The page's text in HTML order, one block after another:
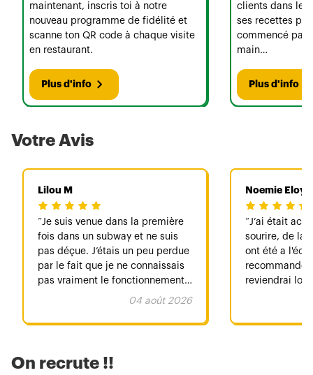
maintenant, inscris toi à notre
nouveau programme de fidélité et
scanne ton QR code à chaque visite
en restaurant.
Plus d'info
clients dans le
ses recettes
commencé par
main…
Plus d'info
Votre Avis
Lilou M
04 août 2026
Je suis venue dans la première
fois dans un subway et ne suis
pas déçue. J’étais un peu perdue
par le fait que je ne connaissais
pas vraiment le fonctionnement
mais l’employée qui nous a
cheveux a su être très agréable
c’est très bon.
Noemie Eloy
J’ai était
sourire, de la
ont été a
recommande
reviendrai
On recrute !!